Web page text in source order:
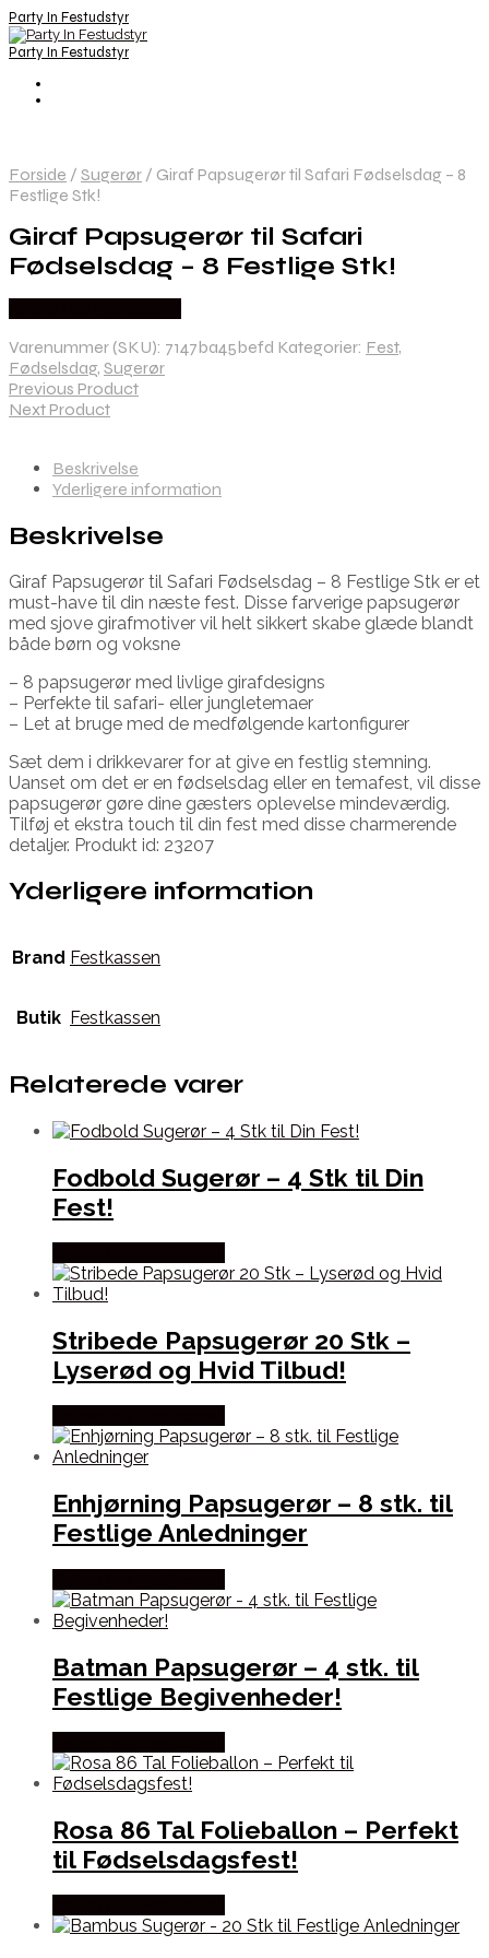
Party In Festudstyr
Party In Festudstyr
Forside / Sugerør / Giraf Papsugerør til Safari Fødselsdag – 8
Festlige Stk!
Giraf Papsugerør til Safari
Fødselsdag – 8 Festlige Stk!
Varenummer (SKU): 7147ba45befd Kategorier: Fest,
Fødselsdag, Sugerør
Previous Product
Next Product
Beskrivelse
Yderligere information
Beskrivelse
Giraf Papsugerør til Safari Fødselsdag – 8 Festlige Stk er et
must-have til din næste fest. Disse farverige papsugerør
med sjove girafmotiver vil helt sikkert skabe glæde blandt
både børn og voksne
– 8 papsugerør med livlige girafdesigns
– Perfekte til safari- eller jungletemaer
– Let at bruge med de medfølgende kartonfigurer
Sæt dem i drikkevarer for at give en festlig stemning.
Uanset om det er en fødselsdag eller en temafest, vil disse
papsugerør gøre dine gæsters oplevelse mindeværdig.
Tilføj et ekstra touch til din fest med disse charmerende
detaljer. Produkt id: 23207
Yderligere information
Brand Festkassen
Butik Festkassen
Relaterede varer
Fodbold Sugerør – 4 Stk til Din
Fest!
Stribede Papsugerør 20 Stk –
Lyserød og Hvid Tilbud!
Enhjørning Papsugerør – 8 stk. til
Festlige Anledninger
Batman Papsugerør – 4 stk. til
Festlige Begivenheder!
Rosa 86 Tal Folieballon – Perfekt
til Fødselsdagsfest!